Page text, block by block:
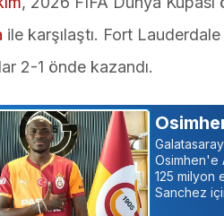
ile karşılaştı. Fort
2-1 önde kazandı.
Osimhen'e
125 milyon
Sanchez